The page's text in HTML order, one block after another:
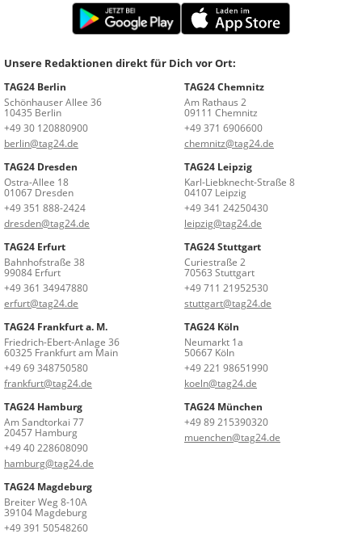
Unsere Redaktionen direkt für Dich vor Ort:
TAG24 Berlin
Schönhauser Allee 36
10435 Berlin
+49 30 120880900
berlin@tag24.de
TAG24 Chemnitz
Am Rathaus 2
09111 Chemnitz
+49 371 6906600
chemnitz@tag24.de
TAG24 Dresden
Ostra-Allee 18
01067 Dresden
+49 351 888-2424
dresden@tag24.de
TAG24 Leipzig
Karl-Liebknecht-Straße 8
04107 Leipzig
+49 341 24250430
leipzig@tag24.de
TAG24 Erfurt
Bahnhofstraße 38
99084 Erfurt
+49 361 34947880
erfurt@tag24.de
TAG24 Stuttgart
Curiestraße 2
70563 Stuttgart
+49 711 21952530
stuttgart@tag24.de
TAG24 Frankfurt a. M.
Friedrich-Ebert-Anlage 36
60325 Frankfurt am Main
+49 69 348750580
frankfurt@tag24.de
TAG24 Köln
Neumarkt 1a
50667 Köln
+49 221 98651990
koeln@tag24.de
TAG24 Hamburg
Am Sandtorkai 77
20457 Hamburg
+49 40 228608090
hamburg@tag24.de
TAG24 München
+49 89 215390320
muenchen@tag24.de
TAG24 Magdeburg
Breiter Weg 8-10A
39104 Magdeburg
+49 391 50548260